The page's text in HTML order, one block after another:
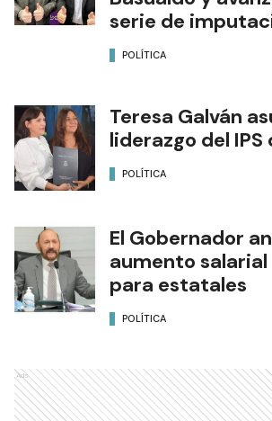
serie de
POLÍTICA
Teresa Galván
liderazgo del IPS
POLÍTICA
El Gobernador
aumento salarial
para estatales
POLÍTICA
Ads